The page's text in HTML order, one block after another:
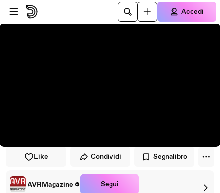
Vai al lettore
Passa al contenuto principale
Accedi
Like Condividi Segnalibro
AVRMagazine Segui